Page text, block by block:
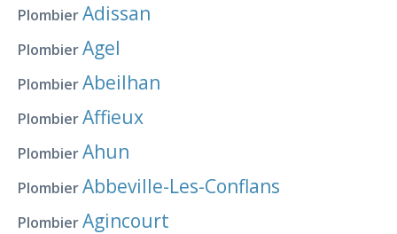
PlombierAdissan
PlombierAgel
PlombierAbeilhan
PlombierAffieux
PlombierAhun
PlombierAbbeville-Les-Conflans
PlombierAgincourt